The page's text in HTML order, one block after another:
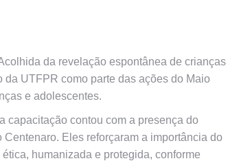
da revelação espontânea de crianças
UTFPR como parte das ações do Maio
e adolescentes.
capacitação contou com a presença do
Eles reforçaram a importância do
humanizada e protegida, conforme